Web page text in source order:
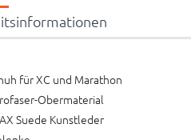
für XC und Marathon
Obermaterial
Suede Kunstleder